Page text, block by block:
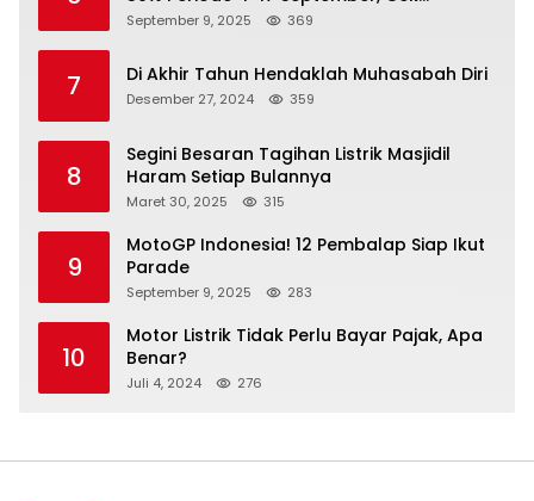
Ketentuannya!
September 9, 2025 369
7 Di Akhir Tahun Hendaklah Muhasabah Diri
Desember 27, 2024 359
8
Segini Besaran Tagihan Listrik Masjidil
Haram Setiap Bulannya
Maret 30, 2025 315
9
MotoGP Indonesia! 12 Pembalap Siap Ikut
Parade
September 9, 2025 283
10
Motor Listrik Tidak Perlu Bayar Pajak, Apa
Benar?
Juli 4, 2024 276